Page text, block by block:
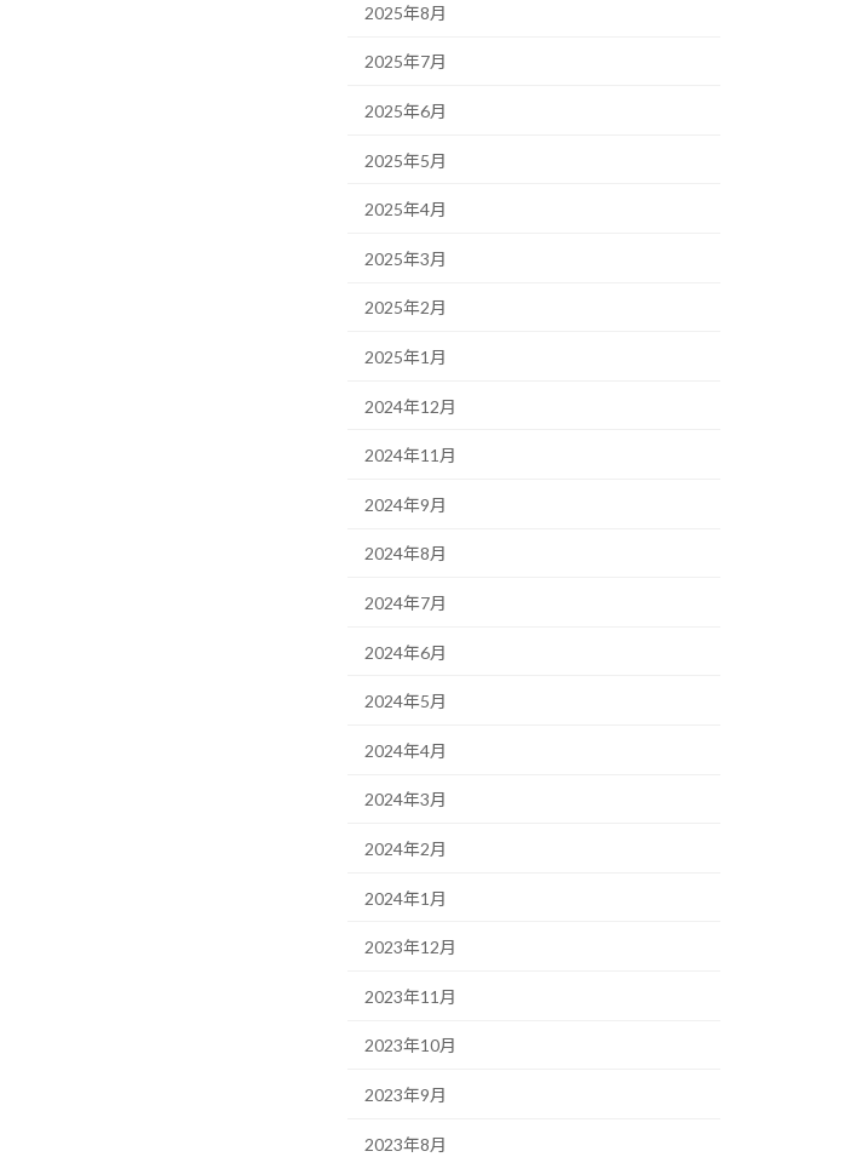
2025年8月
2025年7月
2025年6月
2025年5月
2025年4月
2025年3月
2025年2月
2025年1月
2024年12月
2024年11月
2024年9月
2024年8月
2024年7月
2024年6月
2024年5月
2024年4月
2024年3月
2024年2月
2024年1月
2023年12月
2023年11月
2023年10月
2023年9月
2023年8月